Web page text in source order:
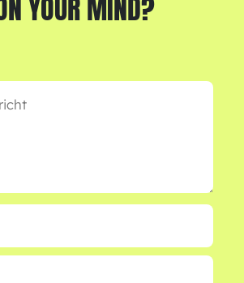
YOUR MIND?